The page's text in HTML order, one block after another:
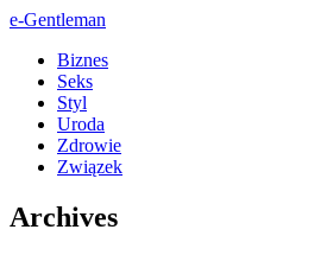
e-Gentleman
Biznes
Seks
Styl
Uroda
Zdrowie
Związek
Archives